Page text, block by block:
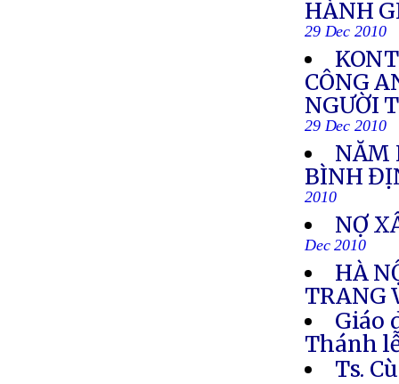
HÀNH
29 Dec 2010
CÔNG
NGƯỜI
29 Dec 2010
NĂM
BÌNH
2010
NỢ
Dec 2010
HÀ
TRANG
Giáo
Thánh
Ts.